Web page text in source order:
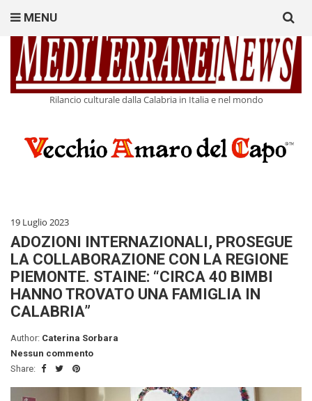
Rilancio culturale dalla Calabria in Italia e nel mondo
MENU
for:
19 Luglio 2023
ADOZIONI INTERNAZIONALI, PROSEGUE
LA COLLABORAZIONE CON LA REGIONE
PIEMONTE. STAINE: “CIRCA 40 BIMBI
HANNO TROVATO UNA FAMIGLIA IN
CALABRIA”
Author: Caterina Sorbara
Nessun commento
Share: